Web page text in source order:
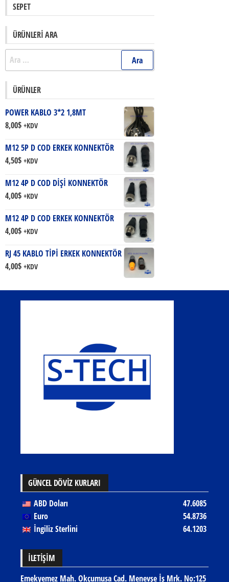
SEPET
ÜRÜNLERI ARA
Arama:
ÜRÜNLER
POWER KABLO 3*2 1,8MT
8,00$ +KDV
M12 5P D COD ERKEK KONNEKTÖR
4,50$ +KDV
M12 4P D COD DİŞİ KONNEKTÖR
4,00$ +KDV
M12 4P D COD ERKEK KONNEKTÖR
4,00$ +KDV
RJ 45 KABLO TİPİ ERKEK KONNEKTÖR
4,00$ +KDV
GÜNCEL DÖVİZ KURLARI
ABD Doları
47.6085
Euro
54.8736
İngiliz Sterlini
64.1203
İLETIŞIM
Emekyemez Mah. Okçumusa Cad. Menevşe İş Mrk. No:125